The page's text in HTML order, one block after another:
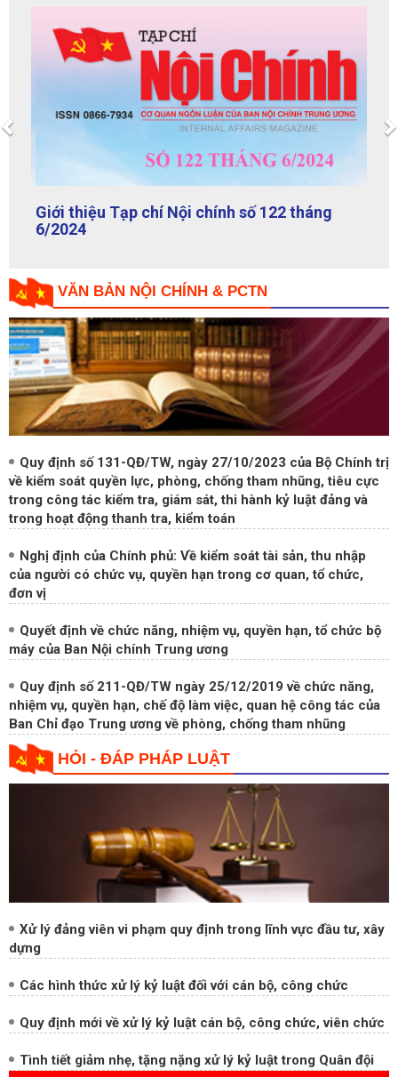
Giới thiệu Tạp chí Nội chính số 122 tháng
6/2024
Previous
VĂN BẢN NỘI CHÍNH & PCTN
Quy định số 131-QĐ/TW, ngày 27/10/2023 của Bộ Chính trị
về kiểm soát quyền lực, phòng, chống tham nhũng, tiêu cực
trong công tác kiểm tra, giám sát, thi hành kỷ luật đảng và
trong hoạt động thanh tra, kiểm toán
Nghị định của Chính phủ: Về kiểm soát tài sản, thu nhập
của người có chức vụ, quyền hạn trong cơ quan, tổ chức,
đơn vị
Quyết định về chức năng, nhiệm vụ, quyền hạn, tổ chức bộ
máy của Ban Nội chính Trung ương
Quy định số 211-QĐ/TW ngày 25/12/2019 về chức năng,
nhiệm vụ, quyền hạn, chế độ làm việc, quan hệ công tác của
Ban Chỉ đạo Trung ương về phòng, chống tham nhũng
HỎI - ĐÁP PHÁP LUẬT
Xử lý đảng viên vi phạm quy định trong lĩnh vực đầu tư, xây
dựng
Các hình thức xử lý kỷ luật đối với cán bộ, công chức
Quy định mới về xử lý kỷ luật cán bộ, công chức, viên chức
Tình tiết giảm nhẹ, tặng nặng xử lý kỷ luật trong Quân đội